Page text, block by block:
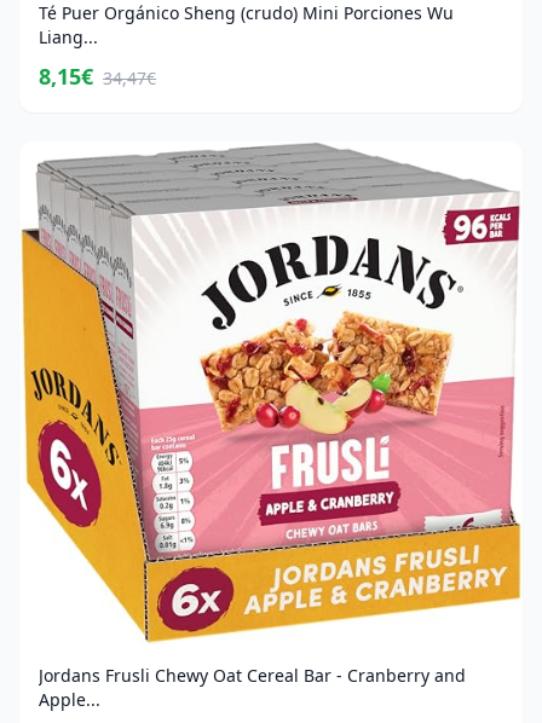
Té Puer Orgánico Sheng (crudo) Mini Porciones Wu
Liang...
8,15€ 34,47€
Jordans Frusli Chewy Oat Cereal Bar - Cranberry and
Apple...